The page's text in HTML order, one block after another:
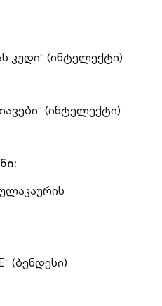
კუდი“ (ინტელექტი)
(ინტელექტი)
(ბენდესი)